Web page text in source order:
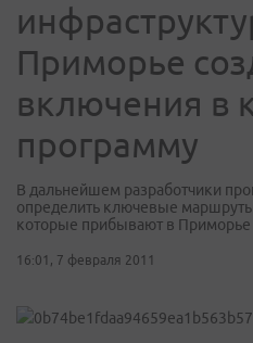
Приморье
включения в
программу
В дальнейшем разработчики
определить ключевые
которые прибывают в Приморье
16:01, 7 февраля 2011